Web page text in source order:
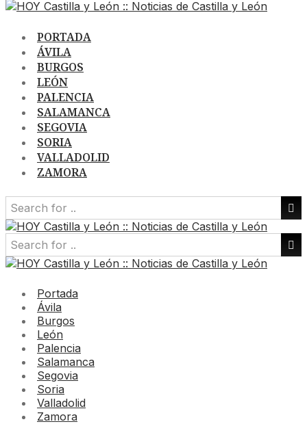
PORTADA
ÁVILA
BURGOS
LEÓN
PALENCIA
SALAMANCA
SEGOVIA
SORIA
VALLADOLID
ZAMORA
Portada
Ávila
Burgos
León
Palencia
Salamanca
Segovia
Soria
Valladolid
Zamora